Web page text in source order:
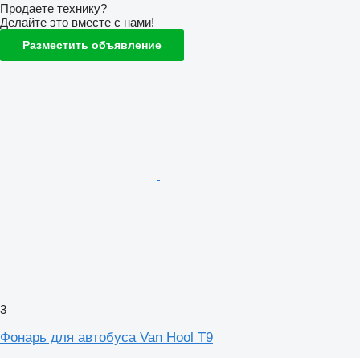
Продаете технику?
Делайте это вместе с нами!
Разместить объявление
3
Фонарь для автобуса Van Hool T9